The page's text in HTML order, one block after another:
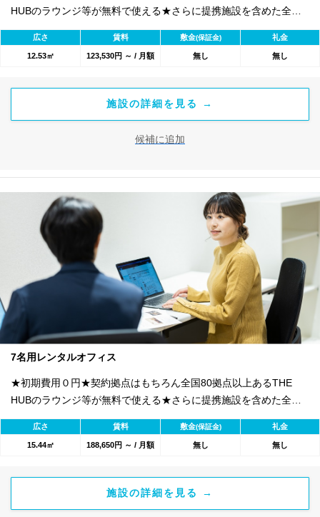
HUBのラウンジ等が無料で使える★さらに提携施設を含めた全
1800のワークスペースが利用可能★
広さ 賃料 敷金(保証金) 礼金
12.53㎡ 123,530円 ～ / 月額 無し 無し
施設の詳細を見る →
候補に追加
7名用レンタルオフィス
★初期費用０円★契約拠点はもちろん全国80拠点以上あるTHE
HUBのラウンジ等が無料で使える★さらに提携施設を含めた全
1800のワークスペースが利用可能★
広さ 賃料 敷金(保証金) 礼金
15.44㎡ 188,650円 ～ / 月額 無し 無し
施設の詳細を見る →